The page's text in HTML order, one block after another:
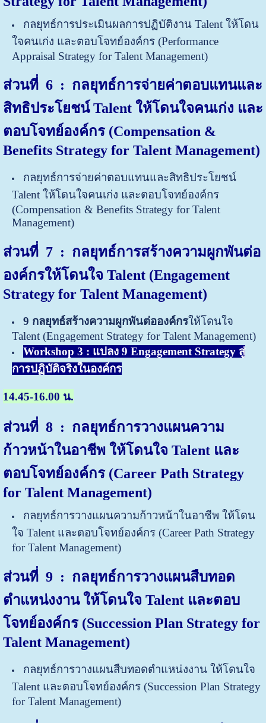
กลยุทธ์การประเมินผลการปฏิบัติงาน Talent ให้โดน
ใจคนเก่ง และตอบโจทย์องค์กร (Performance
Appraisal Strategy for Talent Management)
ส่วนที่ 6 : กลยุทธ์การจ่ายค่าตอบแทนและ
สิทธิประโยชน์ Talent ให้โดนใจคนเก่ง และ
ตอบโจทย์องค์กร (Compensation &
Benefits Strategy for Talent Management)
กลยุทธ์การจ่ายค่าตอบแทนและสิทธิประโยชน์
Talent ให้โดนใจคนเก่ง และตอบโจทย์องค์กร
(Compensation & Benefits Strategy for Talent
Management)
ส่วนที่ 7 : กลยุทธ์การสร้างความผูกพันต่อ
องค์กรให้โดนใจ Talent (Engagement
Strategy for Talent Management)
9 กลยุทธ์สร้างความผูกพันต่อองค์กรให้โดนใจ
Talent (Engagement Strategy for Talent Management)
Workshop 3 : แปลง 9 Engagement Strategy สู่
การปฏิบัติจริงในองค์กร
14.45-16.00 น.
ส่วนที่ 8 : กลยุทธ์การวางแผนความ
ก้าวหน้าในอาชีพ ให้โดนใจ Talent และ
ตอบโจทย์องค์กร (Career Path Strategy
for Talent Management)
กลยุทธ์การวางแผนความก้าวหน้าในอาชีพ ให้โดน
ใจ Talent และตอบโจทย์องค์กร (Career Path Strategy
for Talent Management)
ส่วนที่ 9 : กลยุทธ์การวางแผนสืบทอด
ตำแหน่งงาน ให้โดนใจ Talent และตอบ
โจทย์องค์กร (Succession Plan Strategy for
Talent Management)
กลยุทธ์การวางแผนสืบทอดตำแหน่งงาน ให้โดนใจ
Talent และตอบโจทย์องค์กร (Succession Plan Strategy
for Talent Management)